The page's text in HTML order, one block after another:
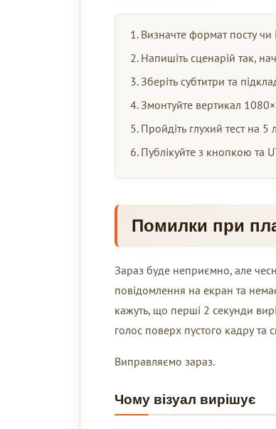
Визначте формат посту чи
Напишіть сценарій так,
Зберіть субтитри та
Змонтуйте вертикал
Пройдіть глухий тест на 5
Публікуйте з кнопкою та
Помилки при
Зараз буде неприємно, але
повідомлення на екран та
кажуть, що перші 2 секунди
голос поверх пустого кадру та
Виправляємо зараз.
Чому візуал вирішує